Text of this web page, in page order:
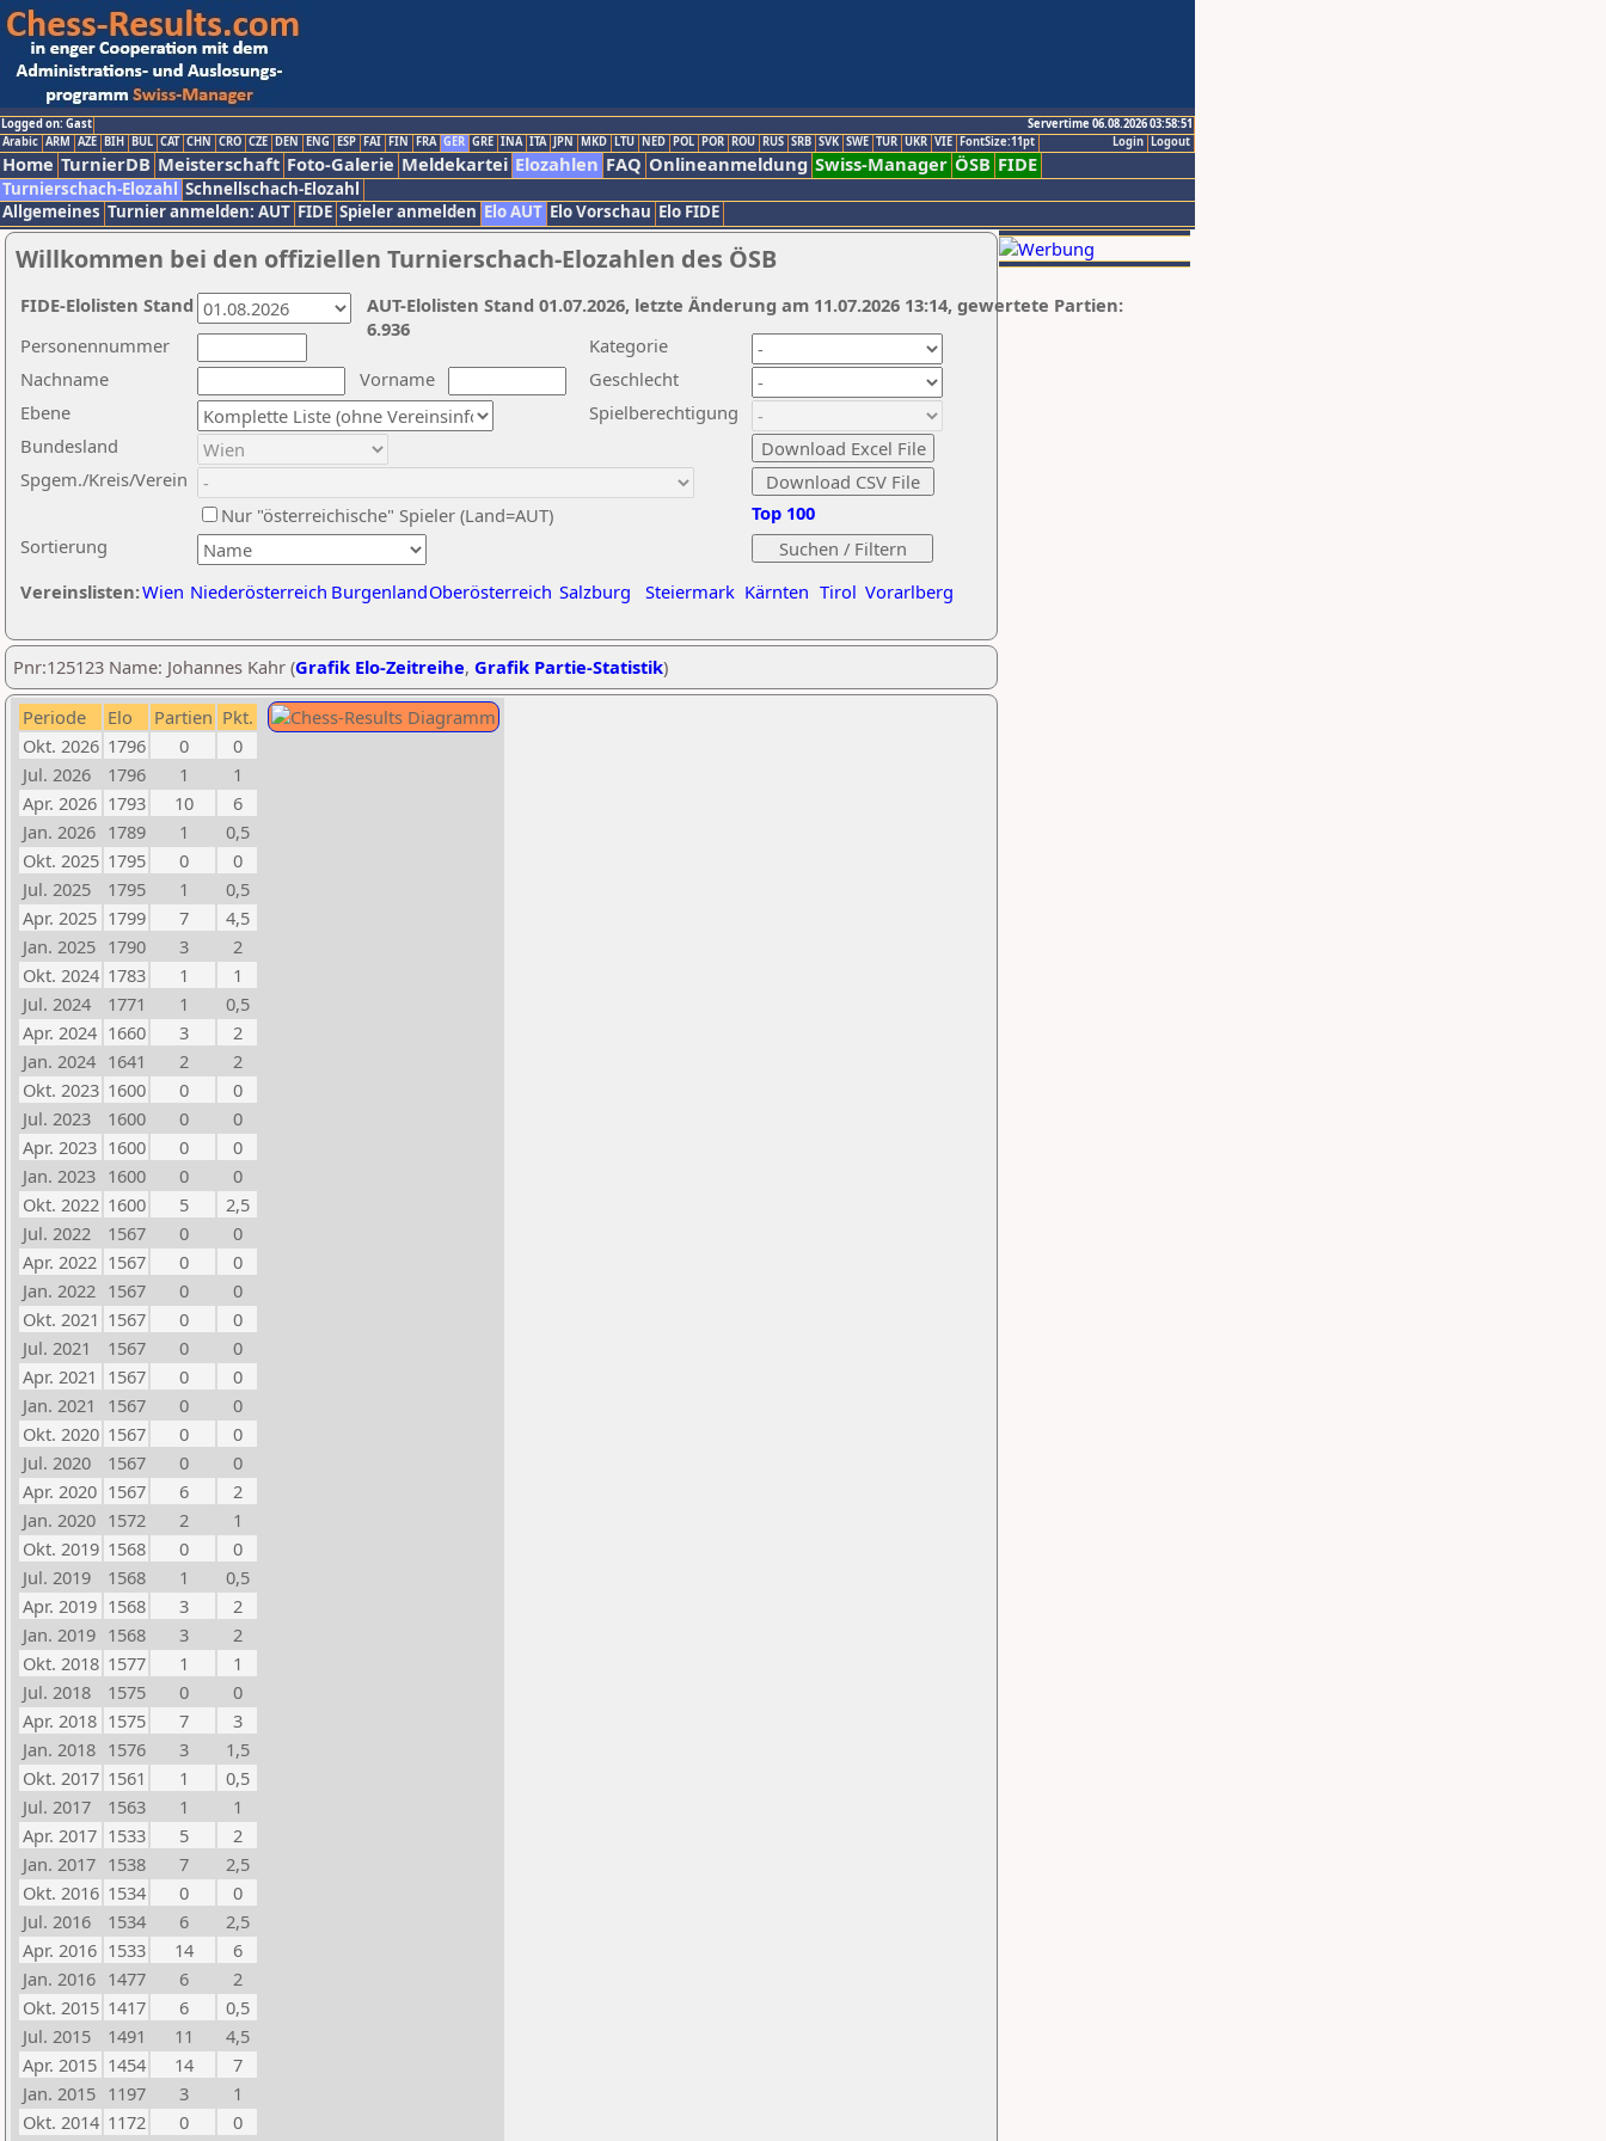
Logged on: Gast
Servertime 06.08.2026 03:58:51
Logout
Login
Arabic ARM AZE BIH BUL CAT CHN CRO CZE DEN ENG ESP FAI FIN FRA GER GRE INA ITA JPN MKD LTU NED POL POR ROU RUS SRB SVK SWE TUR UKR VIE FontSize:11pt
Home TurnierDB Meisterschaft Foto-Galerie Meldekartei Elozahlen FAQ Onlineanmeldung Swiss-Manager ÖSB FIDE
Turnierschach-Elozahl Schnellschach-Elozahl
Allgemeines Turnier anmelden: AUT FIDE Spieler anmelden Elo AUT Elo Vorschau Elo FIDE
Willkommen bei den offiziellen Turnierschach-Elozahlen des ÖSB
Nachname
Vorname
Ebene
Kategorie
Sortierung
Personennummer
Bundesland
Spgem./Kreis/Verein
Geschlecht
Nur "österreichische" Spieler (Land=AUT)
Spielberechtigung
Vereinslisten:Wien Niederösterreich BurgenlandOberösterreich Salzburg Steiermark Kärnten Tirol Vorarlberg
Top 100
AUT-Elolisten Stand 01.07.2026, letzte Änderung am 11.07.2026 13:14, gewertete Partien:
6.936
FIDE-Elolisten Stand
Pnr:125123 Name: Johannes Kahr (Grafik Elo-Zeitreihe, Grafik Partie-Statistik)
Periode Elo Partien Pkt.
Okt. 2026 1796 0
0
Jul. 2026
1796 1
1
Apr. 2026 1793 10
6
Jan. 2026 1789 1
0,5
Okt. 2025 1795 0
0
Jul. 2025
1795 1
0,5
Apr. 2025 1799 7
4,5
Jan. 2025 1790 3
2
Okt. 2024 1783 1
1
Jul. 2024
1771 1
0,5
Apr. 2024 1660 3
2
Jan. 2024 1641 2
2
Okt. 2023 1600 0
0
Jul. 2023
1600 0
0
Apr. 2023 1600 0
0
Jan. 2023 1600 0
0
Okt. 2022 1600 5
2,5
Jul. 2022
1567 0
0
Apr. 2022 1567 0
0
Jan. 2022 1567 0
0
Okt. 2021 1567 0
0
Jul. 2021
1567 0
0
Apr. 2021 1567 0
0
Jan. 2021
1567 0
0
Okt. 2020 1567 0
0
Jul. 2020
1567 0
0
Apr. 2020 1567 6
2
Jan. 2020 1572 2
1
Okt. 2019 1568 0
0
Jul. 2019
1568 1
0,5
Apr. 2019 1568 3
2
Jan. 2019 1568 3
2
Okt. 2018 1577 1
1
Jul. 2018
1575 0
0
Apr. 2018 1575 7
3
Jan. 2018 1576 3
1,5
Okt. 2017 1561 1
0,5
Jul. 2017
1563 1
1
Apr. 2017 1533 5
2
Jan. 2017 1538 7
2,5
Okt. 2016 1534 0
0
Jul. 2016
1534 6
2,5
Apr. 2016 1533 14
6
Jan. 2016 1477 6
2
Okt. 2015 1417 6
0,5
Jul. 2015
1491 11
4,5
Apr. 2015 1454 14
7
Jan. 2015 1197 3
1
Okt. 2014 1172 0
0